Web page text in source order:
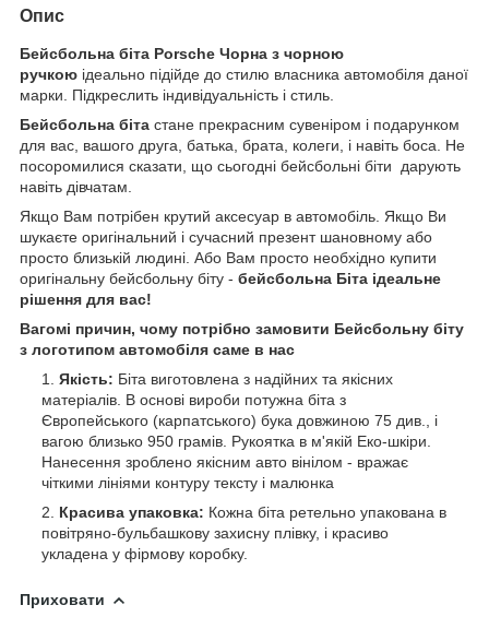
Опис
Бейсбольна біта Porsche Чорна з чорною
ручкою ідеально підійде до стилю власника автомобіля даної
марки. Підкреслить індивідуальність і стиль.
Бейсбольна біта стане прекрасним сувеніром і подарунком
для вас, вашого друга, батька, брата, колеги, і навіть боса. Не
посоромилися сказати, що сьогодні бейсбольні біти дарують
навіть дівчатам.
Якщо Вам потрібен крутий аксесуар в автомобіль. Якщо Ви
шукаєте оригінальний і сучасний презент шановному або
просто близькій людині. Або Вам просто необхідно купити
оригінальну бейсбольну біту - бейсбольна Біта ідеальне
рішення для вас!
Вагомі причин, чому потрібно замовити Бейсбольну біту
з логотипом автомобіля саме в нас
Якість: Біта виготовлена з надійних та якісних
матеріалів. В основі вироби потужна біта з
Європейського (карпатського) бука довжиною 75 див., і
вагою близько 950 грамів. Рукоятка в м'якій Еко-шкіри.
Нанесення зроблено якісним авто вінілом - вражає
чіткими лініями контуру тексту і малюнка
Красива упаковка: Кожна біта ретельно упакована в
повітряно-бульбашкову захисну плівку, і красиво
укладена у фірмову коробку.
Приховати